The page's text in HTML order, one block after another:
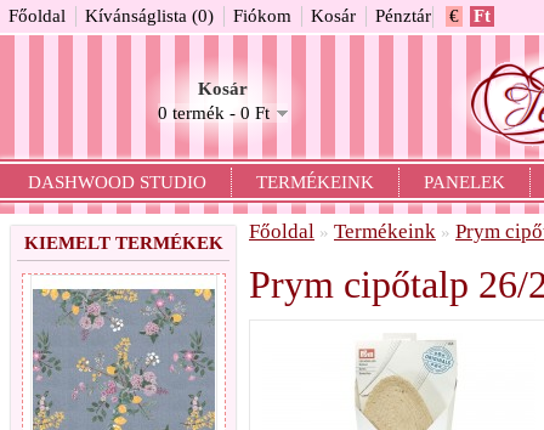
€ Ft
Kosár
0 termék - 0 Ft
Főoldal Kívánságlista (0) Fiókom Kosár Pénztár
DASHWOOD STUDIO TERMÉKEINK PANELEK
KIEMELT TERMÉKEK Főoldal » Termékeink » Prym
Prym cipőtalp 26/